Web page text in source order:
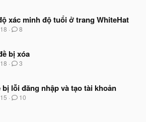
xác minh độ tuổi ở trang WhiteHat
8
bị xóa
3
bị lỗi đăng nhập và tạo tài khoản
10